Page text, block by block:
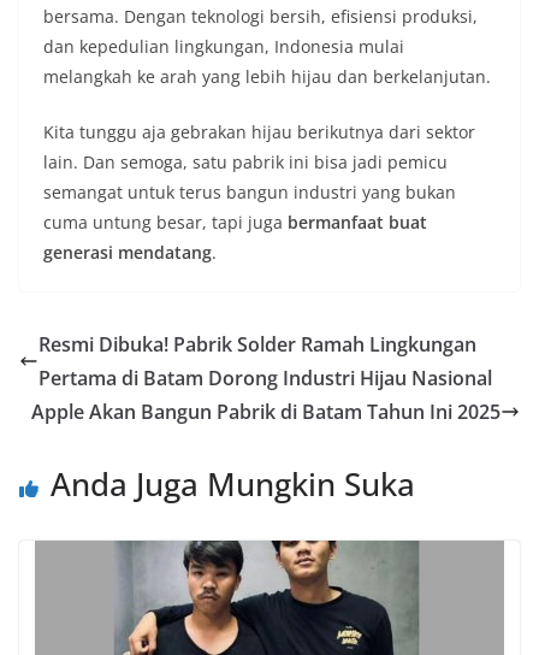
bersama. Dengan teknologi bersih, efisiensi produksi,
dan kepedulian lingkungan, Indonesia mulai
melangkah ke arah yang lebih hijau dan berkelanjutan.
Kita tunggu aja gebrakan hijau berikutnya dari sektor
lain. Dan semoga, satu pabrik ini bisa jadi pemicu
semangat untuk terus bangun industri yang bukan
cuma untung besar, tapi juga bermanfaat buat
generasi mendatang.
Resmi Dibuka! Pabrik Solder Ramah Lingkungan
Pertama di Batam Dorong Industri Hijau Nasional
Apple Akan Bangun Pabrik di Batam Tahun Ini 2025
Anda Juga Mungkin Suka